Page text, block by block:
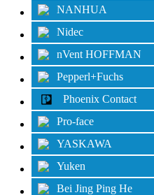
NANHUA
Nidec
nVent HOFFMAN
Pepperl+Fuchs
Phoenix Contact
Pro-face
YASKAWA
Yuken
Bei Jing Ping He